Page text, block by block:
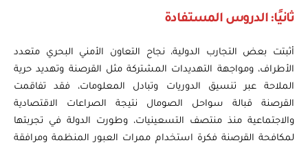
ثانيًا: الدروس المستفادة
أثبتت بعض التجارب الدولية، نجاح التعاون الأمني البحري متعدد
الأطراف، ومواجهة التهديدات المشتركة مثل القرصنة وتهديد حرية
الملاحة عبر تنسيق الدوريات وتبادل المعلومات، فقد تفاقمت
القرصنة قبالة سواحل الصومال نتيجة الصراعات الاقتصادية
والاجتماعية منذ منتصف التسعينيات، وطورت الدولة في تجربتها
لمكافحة القرصنة فكرة استخدام ممرات العبور المنظمة ومرافقة